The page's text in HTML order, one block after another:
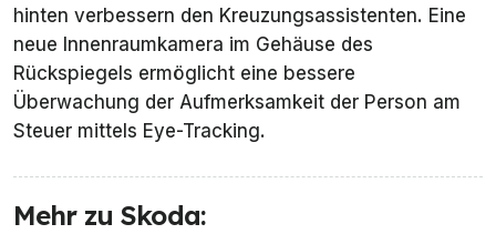
hinten verbessern den Kreuzungsassistenten. Eine
neue Innenraumkamera im Gehäuse des
Rückspiegels ermöglicht eine bessere
Überwachung der Aufmerksamkeit der Person am
Steuer mittels Eye-Tracking.
Mehr zu Skoda: